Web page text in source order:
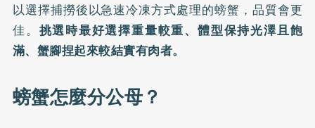
以選擇捕撈後以急速冷凍方式處理的螃蟹，品質會更
佳。 挑選時最好選擇重量較重、體型保持光澤且飽
滿、蟹腳捏起來較結實有肉者。
螃蟹怎麼分公母？